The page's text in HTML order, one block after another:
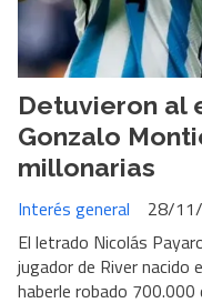
Detuvieron al
Gonzalo
millonarias
Interés general
28/
El letrado Nicolás
jugador de River nacido
haberle robado 700.000